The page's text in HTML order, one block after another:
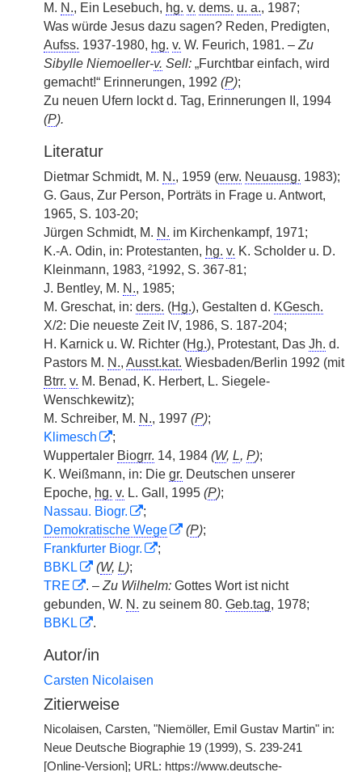
M. N., Ein Lesebuch, hg. v. dems. u. a., 1987;
Was würde Jesus dazu sagen? Reden, Predigten,
Aufss. 1937-1980, hg. v. W. Feurich, 1981. – Zu
Sibylle Niemoeller-v. Sell: „Furchtbar einfach, wird
gemacht!“ Erinnerungen, 1992 (P);
Zu neuen Ufern lockt d. Tag, Erinnerungen II, 1994
(P).
Literatur
Dietmar Schmidt, M. N., 1959 (erw. Neuausg. 1983);
G. Gaus, Zur Person, Porträts in Frage u. Antwort,
1965, S. 103-20;
Jürgen Schmidt, M. N. im Kirchenkampf, 1971;
K.-A. Odin, in: Protestanten, hg. v. K. Scholder u. D.
Kleinmann, 1983, ²1992, S. 367-81;
J. Bentley, M. N., 1985;
M. Greschat, in: ders. (Hg.), Gestalten d. KGesch.
X/2: Die neueste Zeit IV, 1986, S. 187-204;
H. Karnick u. W. Richter (Hg.), Protestant, Das Jh. d.
Pastors M. N., Ausst.kat. Wiesbaden/Berlin 1992 (mit
Btrr. v. M. Benad, K. Herbert, L. Siegele-
Wenschkewitz);
M. Schreiber, M. N., 1997 (P);
Klimesch
;
Wuppertaler Biogrr. 14, 1984 (W, L, P);
K. Weißmann, in: Die gr. Deutschen unserer
Epoche, hg. v. L. Gall, 1995 (P);
Nassau. Biogr.
;
Demokratische Wege
(P);
Frankfurter Biogr.
;
BBKL
(W, L);
TRE
. – Zu Wilhelm: Gottes Wort ist nicht
gebunden, W. N. zu seinem 80. Geb.tag, 1978;
BBKL
.
Autor/in
Carsten Nicolaisen
Zitierweise
Nicolaisen, Carsten, "Niemöller, Emil Gustav Martin" in:
Neue Deutsche Biographie 19 (1999), S. 239-241
[Online-Version]; URL: https://www.deutsche-